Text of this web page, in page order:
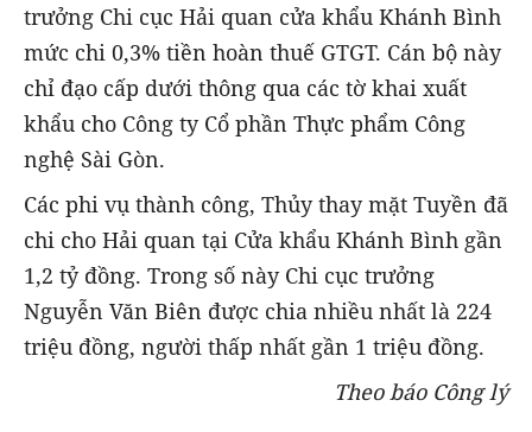
trưởng Chi cục Hải quan cửa khẩu Khánh Bình
mức chi 0,3% tiền hoàn thuế GTGT. Cán bộ này
chỉ đạo cấp dưới thông qua các tờ khai xuất
khẩu cho Công ty Cổ phần Thực phẩm Công
nghệ Sài Gòn.
Các phi vụ thành công, Thủy thay mặt Tuyền đã
chi cho Hải quan tại Cửa khẩu Khánh Bình gần
1,2 tỷ đồng. Trong số này Chi cục trưởng
Nguyễn Văn Biên được chia nhiều nhất là 224
triệu đồng, người thấp nhất gần 1 triệu đồng.
Theo báo Công lý